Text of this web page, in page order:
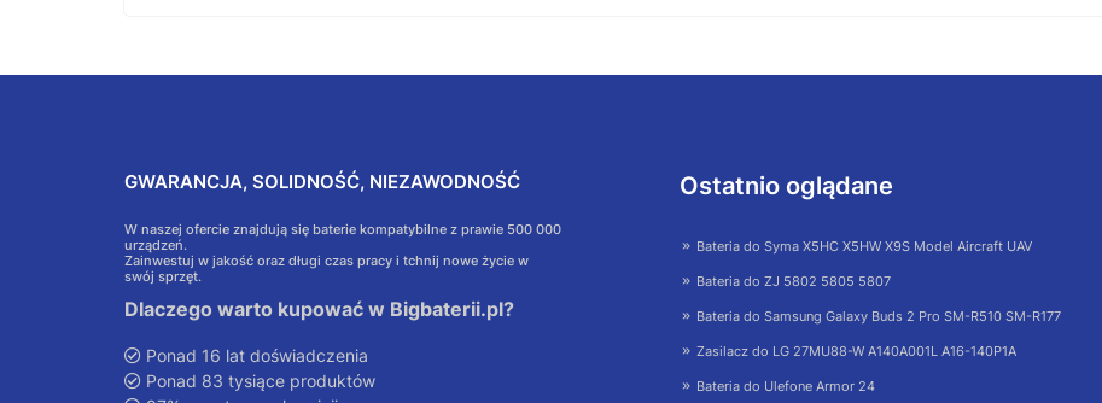
GWARANCJA, SOLIDNOŚĆ, NIEZAWODNOŚĆ
W naszej ofercie znajdują się baterie kompatybilne z prawie 500 000
urządzeń.
Zainwestuj w jakość oraz długi czas pracy i tchnij nowe życie w
swój sprzęt.
Dlaczego warto kupować w Bigbaterii.pl?
Ponad 16 lat doświadczenia
Ponad 83 tysiące produktów
Ostatnio oglądane
Bateria do Syma X5HC X5HW X9S Model Aircraft UAV
Bateria do ZJ 5802 5805 5807
Bateria do Samsung Galaxy Buds 2 Pro SM-R510 SM-R177
Zasilacz do LG 27MU88-W A140A001L A16-140P1A
Bateria do Ulefone Armor 24